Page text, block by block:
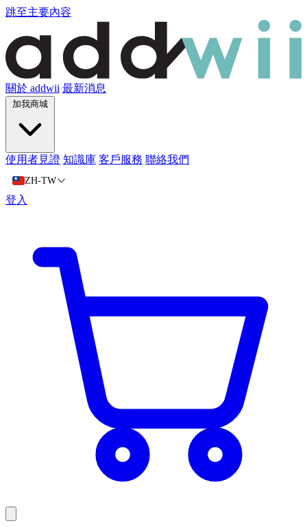
跳至主要內容
關於 addwii 最新消息
加我商城
使用者見證 知識庫 客戶服務 聯絡我們
ZH-TW
登入